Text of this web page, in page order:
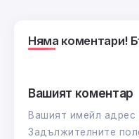
Няма коментари!
Вашият коментар
Вашият имейл адрес
Задължителните